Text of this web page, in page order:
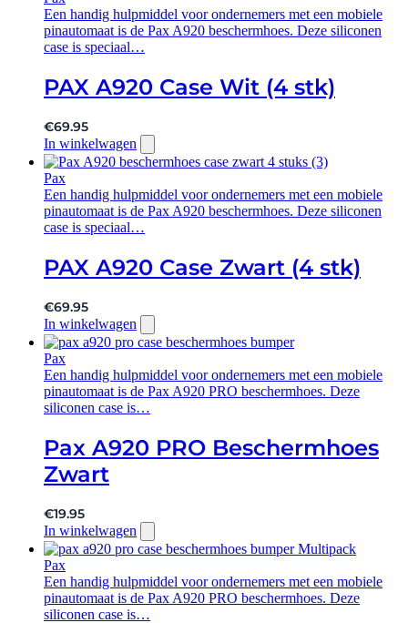
Een handig hulpmiddel voor ondernemers met een mobiele
pinautomaat is de Pax A920 beschermhoes. Deze siliconen
case is speciaal…
PAX A920 Case Wit (4 stk)
€69.95
In winkelwagen
Pax
Een handig hulpmiddel voor ondernemers met een mobiele
pinautomaat is de Pax A920 beschermhoes. Deze siliconen
case is speciaal…
PAX A920 Case Zwart (4 stk)
€69.95
In winkelwagen
Pax
Een handig hulpmiddel voor ondernemers met een mobiele
pinautomaat is de Pax A920 PRO beschermhoes. Deze
siliconen case is…
Pax A920 PRO Beschermhoes
Zwart
€19.95
In winkelwagen
Pax
Een handig hulpmiddel voor ondernemers met een mobiele
pinautomaat is de Pax A920 PRO beschermhoes. Deze
siliconen case is…